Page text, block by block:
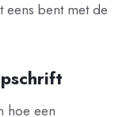
eens bent met de
hoe een